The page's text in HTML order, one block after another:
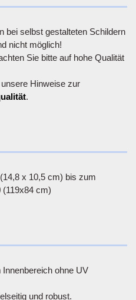
bei selbst gestalteten Schildern
nicht möglich!
Sie bitte auf hohe Qualität
Hinweise zur
.
x 10,5 cm) bis zum
(119x84 cm)
Innenbereich ohne UV
und robust.